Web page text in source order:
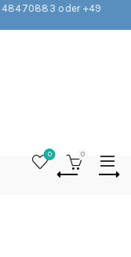
oder +49
0 0